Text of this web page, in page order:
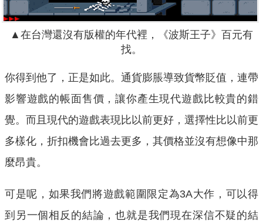
▲在台灣還沒有版權的年代裡，《波斯王子》百元有
找。
你得到他了，正是如此。通貨膨脹導致貨幣貶值，連帶
影響遊戲的帳面售價，讓你產生現代遊戲比較貴的錯
覺。而且現代的遊戲表現比以前更好，選擇性比以前更
多樣化，折扣機會比過去更多，其價格並沒有想像中那
麼昂貴。
可是呢，如果我們將遊戲範圍限定為3A大作，可以得
到另一個相反的結論，也就是我們現在深信不疑的結